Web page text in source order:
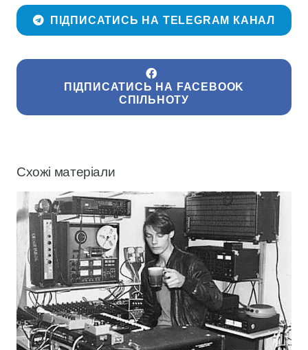
ПІДПИСАТИСЬ НА TELEGRAM КАНАЛ
ПІДПИСАТИСЬ НА FACEBOOK
СПІЛЬНОТУ
Схожі матеріали